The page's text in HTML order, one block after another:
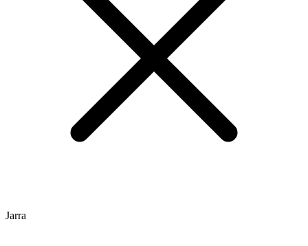
Jarra